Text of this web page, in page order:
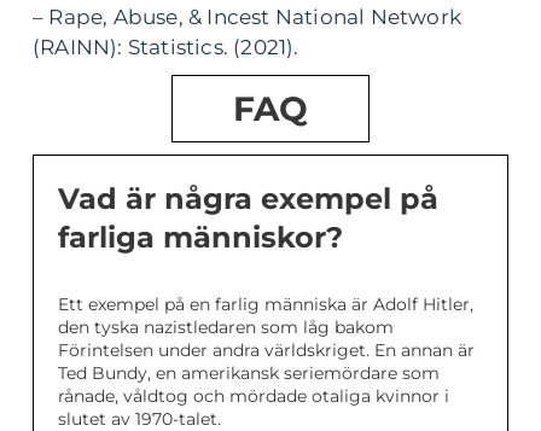
– Rape, Abuse, & Incest National Network
(RAINN): Statistics. (2021).
FAQ
Vad är några exempel på
farliga människor?
Ett exempel på en farlig människa är Adolf Hitler,
den tyska nazistledaren som låg bakom
Förintelsen under andra världskriget. En annan är
Ted Bundy, en amerikansk seriemördare som
rånade, våldtog och mördade otaliga kvinnor i
slutet av 1970-talet.